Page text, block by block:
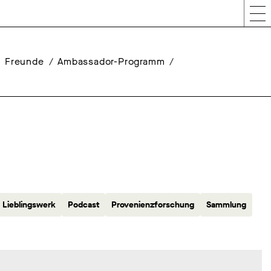
Freunde Ambassador-Programm
Lieblingswerk Podcast Provenienzforschung Sammlung